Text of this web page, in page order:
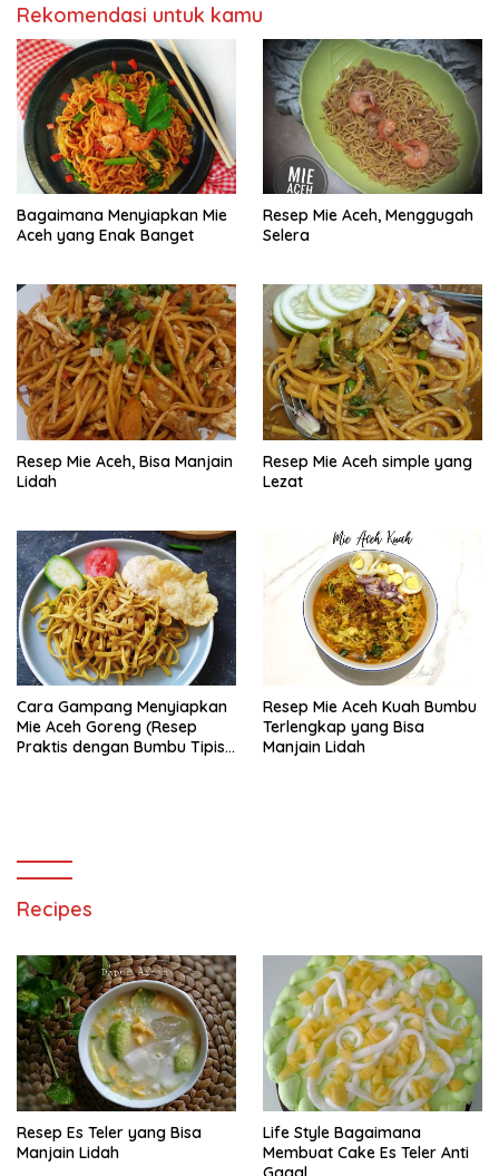
Rekomendasi untuk kamu
Bagaimana Menyiapkan Mie
Aceh yang Enak Banget
Resep Mie Aceh, Menggugah
Selera
Resep Mie Aceh, Bisa Manjain
Lidah
Resep Mie Aceh simple yang
Lezat
Cara Gampang Menyiapkan
Mie Aceh Goreng (Resep
Praktis dengan Bumbu Tipis),
Resep Mie Aceh Kuah Bumbu
Terlengkap yang Bisa
Manjain Lidah
Recipes
Resep Es Teler yang Bisa
Manjain Lidah
Life Style Bagaimana
Membuat Cake Es Teler Anti